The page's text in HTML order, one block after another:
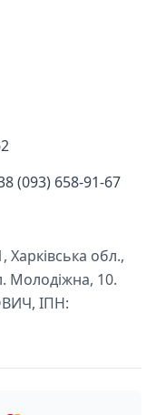
(093) 658-91-67
обл.,
Молодіжна, 10.
ІПН: